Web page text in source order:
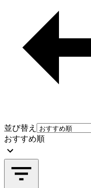
並び替え
おすすめ順